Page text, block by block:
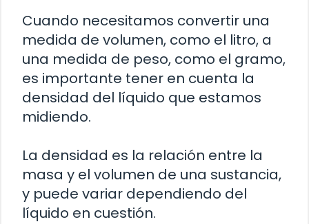
Cuando necesitamos convertir una
medida de volumen, como el litro, a
una medida de peso, como el gramo,
es importante tener en cuenta la
densidad del líquido que estamos
midiendo.
La densidad es la relación entre la
masa y el volumen de una sustancia,
y puede variar dependiendo del
líquido en cuestión.